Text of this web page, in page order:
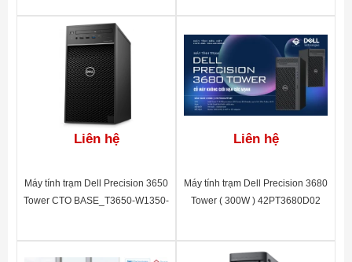
Liên hệ
Máy tính trạm Dell Precision 3650
Tower CTO BASE_T3650-W1350-
Liên hệ
Máy tính trạm Dell Precision 3680
Tower ( 300W ) 42PT3680D02